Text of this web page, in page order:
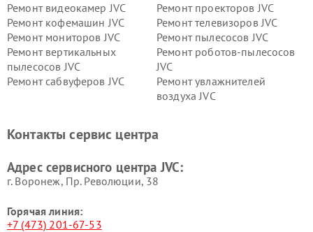
Ремонт видеокамер JVC
Ремонт проекторов JVC
Ремонт кофемашин JVC
Ремонт телевизоров JVC
Ремонт мониторов JVC
Ремонт пылесосов JVC
Ремонт вертикальных
пылесосов JVC
Ремонт роботов-пылесосов
JVC
Ремонт сабвуферов JVC
Ремонт увлажнителей
воздуха JVC
Контакты сервис центра
Адрес сервисного центра JVC:
г. Воронеж, Пр. Революции, 38
Горячая линия:
+7 (473) 201-67-53